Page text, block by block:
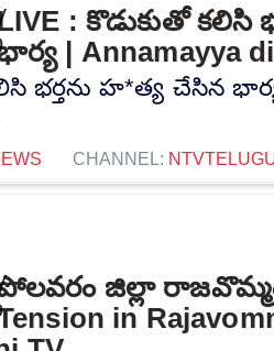
: కొడుకుతో కలిసి
| Annamayya
భర్తను హ*త్య చేసిన
CHANNEL:
జిల్లా
in